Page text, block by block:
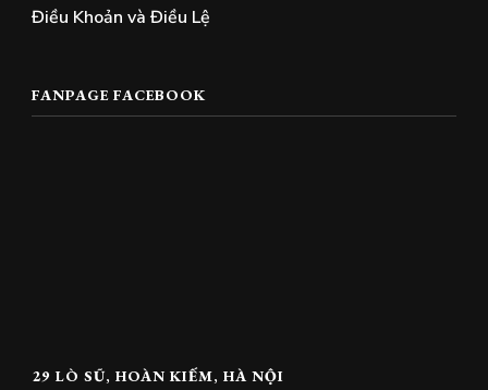
Điều Khoản và Điều Lệ
FANPAGE FACEBOOK
29 LÒ SŨ, HOÀN KIẾM, HÀ NỘI